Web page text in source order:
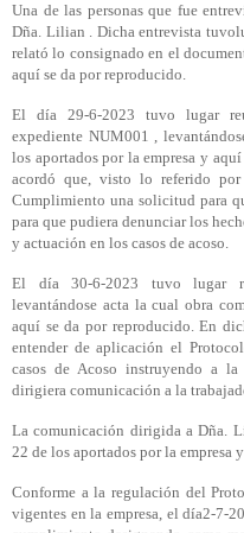
Una de las personas que fue
Dña. Lilian . Dicha entrevista
relató lo consignado en el
aquí se da por reproducido.
El día 29-6-2023 tuvo lugar
expediente NUM001 ,
los aportados por la empresa y
acordó que, visto lo referido
Cumplimiento una solicitud para
para que pudiera denunciar los
y actuación en los casos de acoso.
El día 30-6-2023 tuvo lugar
levantándose acta la cual obra
aquí se da por reproducido. En
entender de aplicación el
casos de Acoso instruyendo a
dirigiera comunicación a la
La comunicación dirigida a Dña.
22 de los aportados por la empresa
Conforme a la regulación del
vigentes en la empresa, el día2-7-